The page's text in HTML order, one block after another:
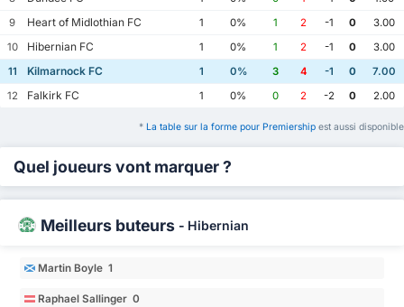
9
Heart of Midlothian FC 1 0% 1 2 -1 0
3.00
10
Hibernian FC 1 0% 1 2 -1 0
3.00
11
Kilmarnock FC 1 0% 3 4 -1 0
7.00
12
Falkirk FC 1 0% 0 2 -2 0 2.00
* La table sur la forme pour Premiership est aussi disponible
Quel joueurs vont marquer ?
Meilleurs buteurs - Hibernian
Martin Boyle 1
Raphael Sallinger 0